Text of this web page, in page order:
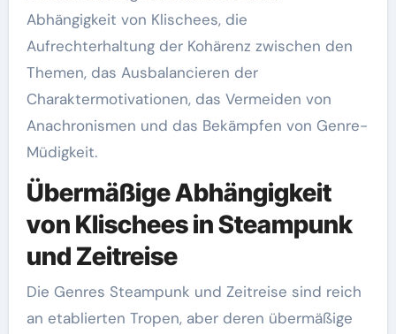
Abhängigkeit von Klischees, die
Aufrechterhaltung der Kohärenz zwischen den
Themen, das Ausbalancieren der
Charaktermotivationen, das Vermeiden von
Anachronismen und das Bekämpfen von Genre-
Müdigkeit.
Übermäßige Abhängigkeit
von Klischees in Steampunk
und Zeitreise
Die Genres Steampunk und Zeitreise sind reich
an etablierten Tropen, aber deren übermäßige